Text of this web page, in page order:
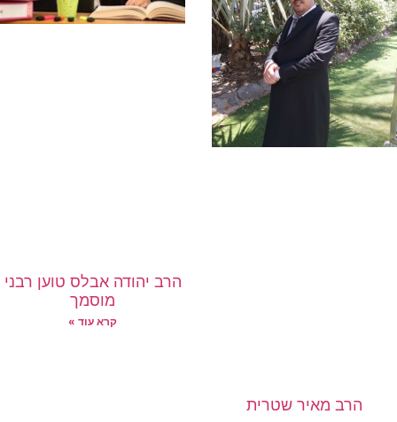
הרב מאיר שטרית
הרב יהודה אבלס טוען רבני
מוסמך
קרא עוד »